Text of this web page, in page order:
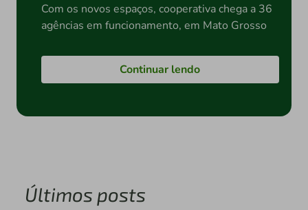
Com os novos espaços, cooperativa chega a 36
agências em funcionamento, em Mato Grosso
Continuar lendo
Últimos posts